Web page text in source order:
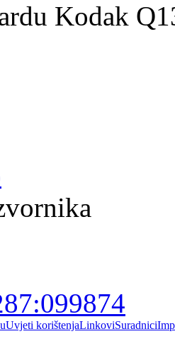
Kodak
Uvjeti korištenjaLinkoviSuradnici